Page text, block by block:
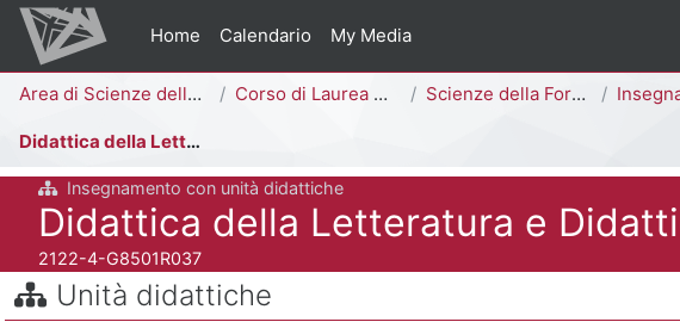
Vai al contenuto principale
Home
Calendario My Media
Percorso della paginaArea di Scienze della Formazione Corso di Laurea Magistrale a Ciclo Unico (5 anni) Scienze della Formazione Primaria [G8501R]
Didattica della Letteratura e Didattica della Lingua Italiana come L2 con Laboratorio
Insegnamento con unità didattiche
Titolo del corso
Codice identificativo del corso
2122-4-G8501R037
Blocchi
Salta Unità didattiche
Unità didattiche